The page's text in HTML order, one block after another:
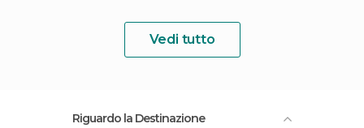
Vedi tutto
Riguardo la Destinazione